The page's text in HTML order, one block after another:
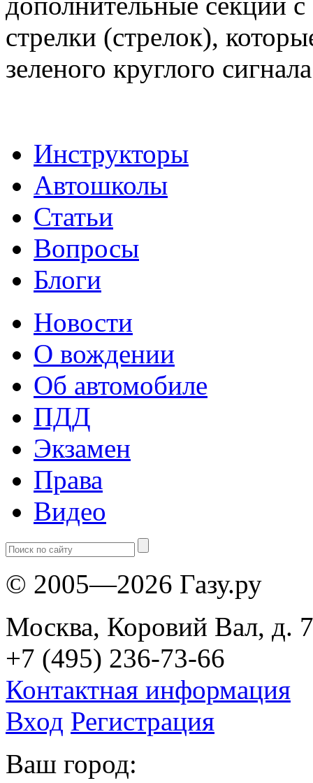
стрелки (стрелок),
зеленого круглого
Инструкторы
Автошколы
Статьи
Вопросы
Блоги
Новости
О вождении
Об автомобиле
ПДД
Экзамен
Права
Видео
© 2005—2026 Газу.ру
Москва, Коровий Вал, д.
+7 (495) 236-73-66
Контактная информация
Вход Регистрация
Ваш город: